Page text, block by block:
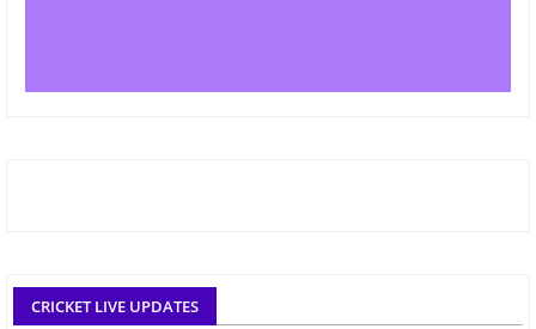
CRICKET LIVE UPDATES